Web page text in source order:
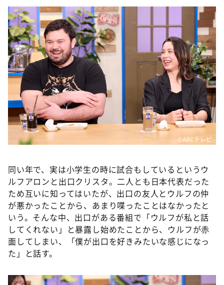
©ABCテレビ
同い年で、実は小学生の時に試合もしているというウ
ルフアロンと出口クリスタ。二人とも日本代表だった
ため互いに知ってはいたが、出口の友人とウルフの仲
が悪かったことから、あまり喋ったことはなかったと
いう。そんな中、出口がある番組で「ウルフが私と話
してくれない」と暴露し始めたことから、ウルフが赤
面してしまい、「僕が出口を好きみたいな感じになっ
た」と話す。